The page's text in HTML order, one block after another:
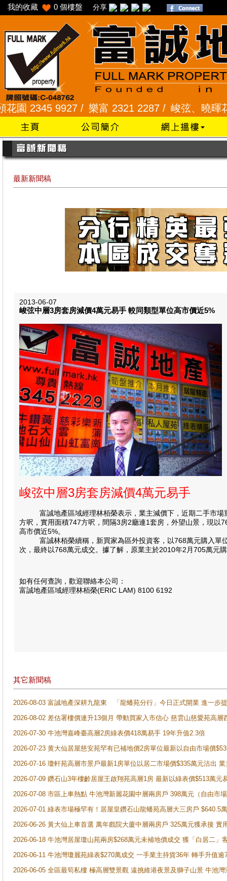
我的收藏 0 個樓盤 分享
9927 /樂富 2321 2287 /峻弦、曉暉花園
最新新聞稿
2013-06-07
峻弦中層3房套房減價4萬元易手 較同類 型單位高市價近5%
峻弦中層3房套房減價4萬元易手
富誠地產區域經理林栢榮表示，業主減價下，近期二手市場重
方呎，實用面積747方呎，間隔3房2廳連1套房，外望山景，現
高市價近5%。
富誠林栢榮續稱，新買家為區外投資客，以768萬元購入單位
次，最終以768萬元成交。據了解，原業主於2010年2月705萬元
如有任何查詢，歡迎聯絡本公司：
富誠地產區域經理林栢榮(ERIC LAM) 8100 6192
其它新聞稿
2026-08-03 富誠地產深耕九龍東 「龍蟠苑分行」今日正式開業 進一步
2026-08-02 差估署樓價連升13個月 帶動買家入市信心 慈雲山慈愛苑高層
2026-07-30 牛池灣嘉峰臺高層2房綠表價418萬易手 19年升值2.3倍
2026-07-23 黄大仙居屋慈安苑罕有已補地價2房單位最新以自由市場價
2026-07-16 瓊軒苑高層市景戶最新1房單位以居二市場價$335萬元沽出
2026-07-09 鑽石山3年樓齡居屋王啟翔苑高層1房 最新以綠表價$513萬元
2026-07-08 市區上車熱點 牛池灣新麗花園中層兩房戶 398萬元（自由市
2026-07-01 綠表市場極罕有！居屋皇鑽石山龍蟠苑高層大三房戶
2026-06-26 黃大仙上車首選 萬年戲院大廈中層兩房戶 325萬元獲承接 實
2026-06-18 牛池灣居屋瓊山苑兩房$268萬元未補地價成交 獲「白居二」
2026-06-11 牛池灣瓊麗苑綠表$270萬成交 一手業主持貨36年 轉手升值逾
2026-06-05 全區最筍私樓 極高層雙景觀 遠挑維港夜景及獅子山景 牛池